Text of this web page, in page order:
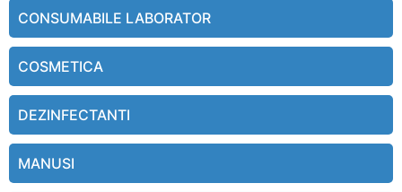
CONSUMABILE LABORATOR
COSMETICA
DEZINFECTANTI
MANUSI